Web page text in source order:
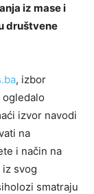
iz mase i
društvene
, izbor
izvor navodi
na
i način na
svog
smatraju